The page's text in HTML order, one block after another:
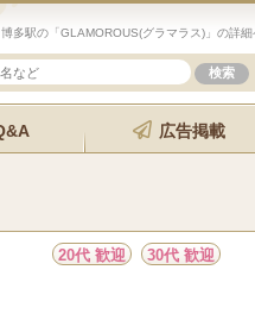
広告掲載
20代 歓迎 30代 歓迎